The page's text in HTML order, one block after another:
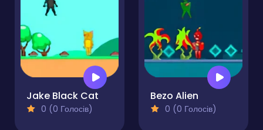
Jake Black Cat
0 (0 Голосів)
Bezo Alien
0 (0 Голосів)